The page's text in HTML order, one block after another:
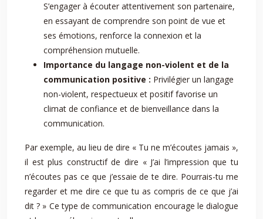
S’engager à écouter attentivement son partenaire,
en essayant de comprendre son point de vue et
ses émotions, renforce la connexion et la
compréhension mutuelle.
Importance du langage non-violent et de la
communication positive : Privilégier un langage
non-violent, respectueux et positif favorise un
climat de confiance et de bienveillance dans la
communication.
Par exemple, au lieu de dire « Tu ne m’écoutes jamais »,
il est plus constructif de dire « J’ai l’impression que tu
n’écoutes pas ce que j’essaie de te dire. Pourrais-tu me
regarder et me dire ce que tu as compris de ce que j’ai
dit ? » Ce type de communication encourage le dialogue